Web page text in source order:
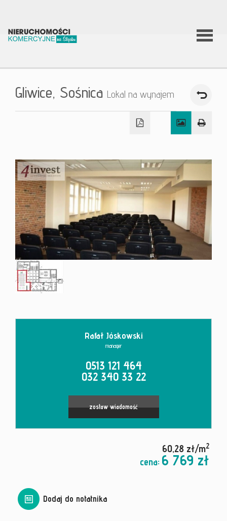
O firmie
Kontakt
Gliwice, Sośnica Lokal na wynajem
Rafał Jóskowski
manager
0513 121 464
032 340 33 22
zostaw wiadomość
60,28 zł/m2
cena: 6 769 zł
Dodaj do notatnika